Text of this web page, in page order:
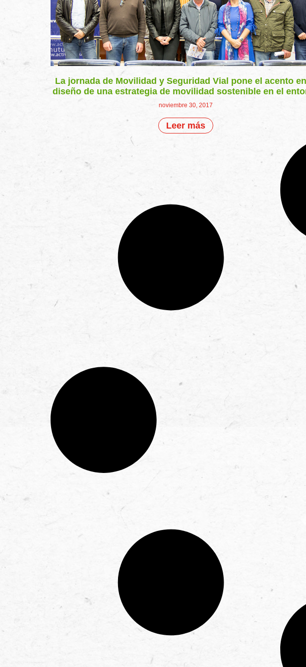
La jornada de Movilidad y Seguridad Vial pone el acento
diseño de una estrategia de movilidad sostenible en el
noviembre 30, 2017
Leer más